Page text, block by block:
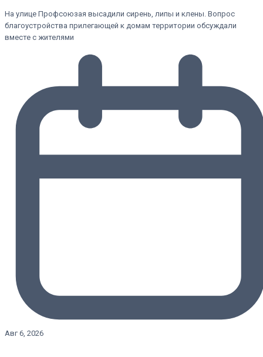
На улице Профсоюзая высадили сирень, липы и клены. Вопрос
благоустройства прилегающей к домам территории обсуждали
вместе с жителями
Авг 6, 2026